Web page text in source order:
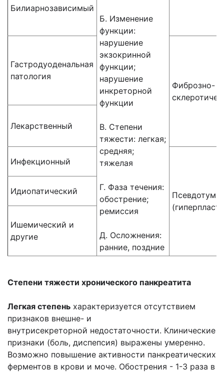
Б. Изменение
функции:
нарушение
экзокринной
функции;
нарушение
инкреторной
функции
В. Степени
тяжести: легкая;
средняя;
тяжелая
Г. Фаза течения:
обострение;
ремиссия
Д. Осложнения:
ранние, поздние
Билиарнозависимый
Гастродуоденальная
патология
Фиброзно-
Лекарственный
Инфекционный
Идиопатический
Ишемический и
другие
Степени тяжести хронического панкреатита
Легкая степень характеризуется отсутствием
признаков внешне- и
внутрисекреторной недостаточности. Клинические
признаки (боль, диспепсия) выражены умеренно.
Возможно повышение активности панкреатических
ферментов в крови и моче. Обострения - 1-3 раза в